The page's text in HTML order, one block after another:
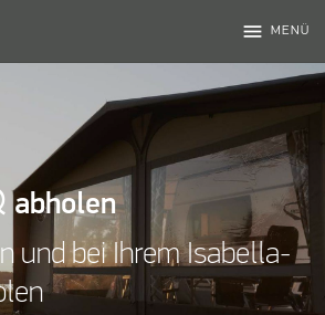
menu MENÜ
abholen
und bei Ihrem Isabella-